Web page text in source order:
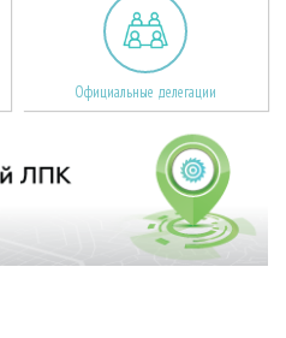
Официальные делегации